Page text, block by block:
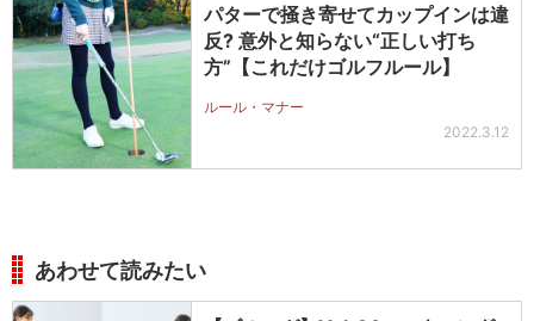
パターで掻き寄せてカップインは違
反? 意外と知らない“正しい打ち
方”【これだけゴルフルール】
ルール・マナー
2022.3.12
あわせて読みたい